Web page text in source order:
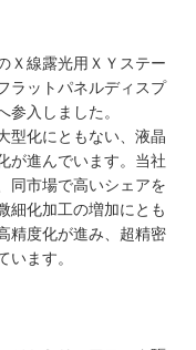
Ｘ線露光用ＸＹステー
ラットパネルディスプ
参入しました。
型化にともない、液晶
が進んでいます。当社
同市場で高いシェアを
細化加工の増加にとも
精度化が進み、超精密
います。